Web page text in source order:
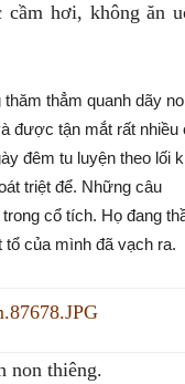
hơi, không ăn
thẳm quanh dãy
được tận mắt rất nhiều
đêm tu luyện theo lối
triệt để. Những câu
cổ tích. Họ đang
của mình đã vạch ra.
non thiêng.